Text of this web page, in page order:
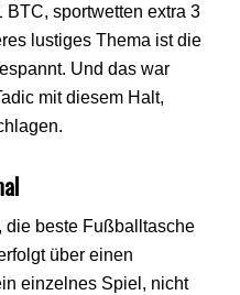
sportwetten extra 3
lustiges Thema ist die
Und das war
mit diesem Halt,
die beste Fußballtasche
über einen
einzelnes Spiel, nicht